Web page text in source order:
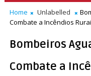
Home Unlabelled
Combate a Incêndios
Bombeiros
Combate a